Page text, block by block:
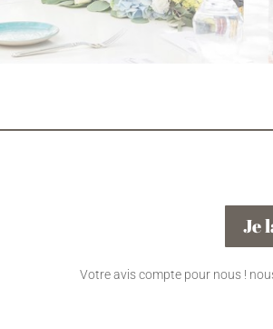
Je
Votre avis compte pour nous !